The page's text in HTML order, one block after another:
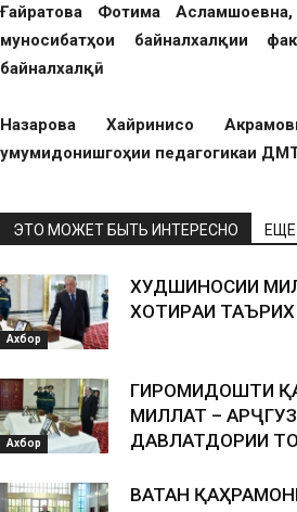
Ғайратова Фотима
муносибатҳои байналхалқии
байналхалқӣ.
Назарова Хайринисо
умумидонишгоҳии педагогикаи
ЭТО МОЖЕТ БЫТЬ ИНТЕРЕСНО
Ахбор
ХУДШИНОСИИ
ХОТИPАИ ТАЪPИХӢ
Ахбор
ГИРОМИДОШТИ
МИЛЛАТ –
ДАВЛАТДОРИИ
ВАТАН